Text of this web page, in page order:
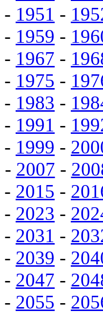
- 1951 -
- 1959 -
- 1967 -
- 1975 -
- 1983 -
- 1991 -
- 1999 -
- 2007 -
- 2015 -
- 2023 -
- 2031 -
- 2039 -
- 2047 -
- 2055 -